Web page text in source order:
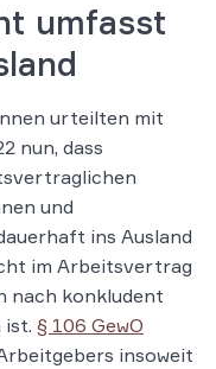
umfasst
urteilten mit
nun, dass
und
ins Ausland
im Arbeitsvertrag
nach konkludent
ist. § 106 GewO
insoweit